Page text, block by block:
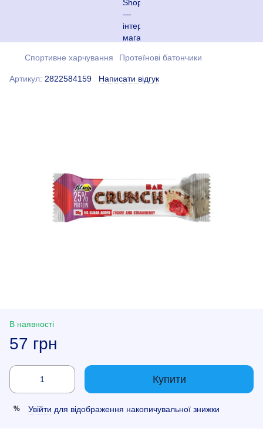
Спортивне харчування Протеїнові батончики
Артикул: 2822584159 Написати відгук
В наявності
57 грн
Купити
% Увійти для відображення накопичувальної знижки